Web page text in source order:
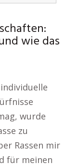
wie das
wurde
zu
Rassen mir
für meinen